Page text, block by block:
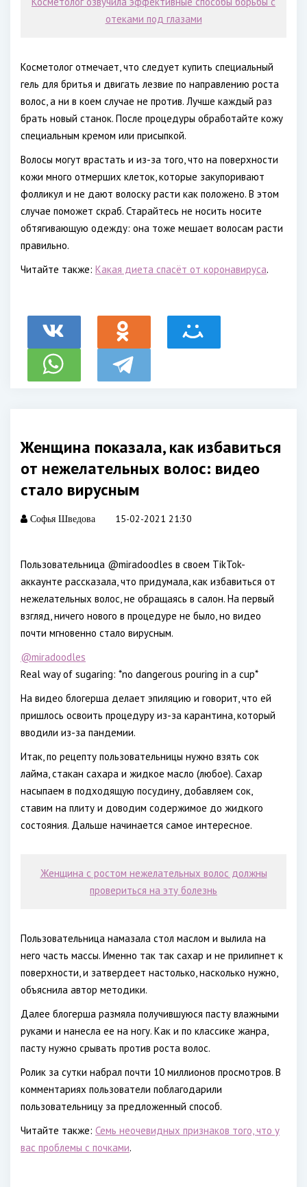
отеками под глазами
Косметолог отмечает, что следует купить специальный
гель для бритья и двигать лезвие по направлению роста
волос, а ни в коем случае не против. Лучше каждый раз
брать новый станок. После процедуры обработайте кожу
специальным кремом или присыпкой.
Волосы могут врастать и из-за того, что на поверхности
кожи много отмерших клеток, которые закупоривают
фолликул и не дают волоску расти как положено. В этом
случае поможет скраб. Старайтесь не носить носите
обтягивающую одежду: она тоже мешает волосам расти
правильно.
Читайте также: Какая диета спасёт от коронавируса.
Женщина показала, как избавиться
от нежелательных волос: видео
стало вирусным
Софья Шведова 15-02-2021 21:30
Пользовательница @miradoodles в своем TikTok-
аккаунте рассказала, что придумала, как избавиться от
нежелательных волос, не обращаясь в салон. На первый
взгляд, ничего нового в процедуре не было, но видео
почти мгновенно стало вирусным.
@miradoodles
Real way of sugaring: *no dangerous pouring in a cup*
На видео блогерша делает эпиляцию и говорит, что ей
пришлось освоить процедуру из-за карантина, который
вводили из-за пандемии.
Итак, по рецепту пользовательницы нужно взять сок
лайма, стакан сахара и жидкое масло (любое). Сахар
насыпаем в подходящую посудину, добавляем сок,
ставим на плиту и доводим содержимое до жидкого
состояния. Дальше начинается самое интересное.
Женщина с ростом нежелательных волос должны
провериться на эту болезнь
Пользовательница намазала стол маслом и вылила на
него часть массы. Именно так так сахар и не прилипнет к
поверхности, и затвердеет настолько, насколько нужно,
объяснила автор методики.
Далее блогерша размяла получившуюся пасту влажными
руками и нанесла ее на ногу. Как и по классике жанра,
пасту нужно срывать против роста волос.
Ролик за сутки набрал почти 10 миллионов просмотров. В
комментариях пользователи поблагодарили
пользовательницу за предложенный способ.
Читайте также: Семь неочевидных признаков того, что у
вас проблемы с почками.